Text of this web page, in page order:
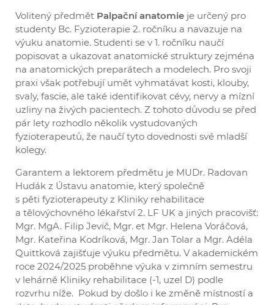
Volitený předmět Palpační anatomie je určený pro
studenty Bc. Fyzioterapie 2. ročníku a navazuje na
výuku anatomie. Studenti se v 1. ročníku naučí
popisovat a ukazovat anatomické struktury zejména
na anatomických preparátech a modelech. Pro svoji
praxi však potřebují umět vyhmatávat kosti, klouby,
svaly, fascie, ale také identifikovat cévy, nervy a mízní
uzliny na živých pacientech. Z tohoto důvodu se před
pár lety rozhodlo několik vystudovaných
fyzioterapeutů, že naučí tyto dovednosti své mladší
kolegy.
Garantem a lektorem předmětu je MUDr. Radovan
Hudák z Ústavu anatomie, který společně
s pěti fyzioterapeuty z Kliniky rehabilitace
a tělovýchovného lékařství 2. LF UK a jiných pracovišť:
Mgr. MgA. Filip Jevič, Mgr. et Mgr. Helena Voráčová,
Mgr. Kateřina Kodríková, Mgr. Jan Tolar a Mgr. Adéla
Quittková zajišťuje výuku předmětu. V akademickém
roce 2024/2025 proběhne výuka v zimním semestru
v lehárně Kliniky rehabilitace (-1, uzel D) podle
rozvrhu níže. Pokud by došlo i ke změně místností a